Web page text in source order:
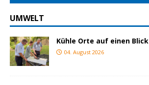
UMWELT
Kühle Orte auf einen Blick
04. August 2026